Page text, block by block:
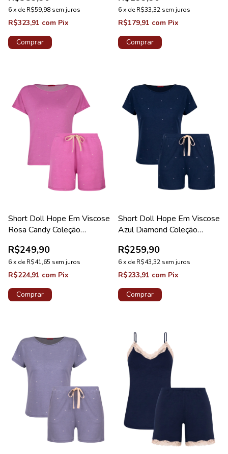
6x deR$59,98 sem juros
R$323,91 com Pix
Comprar
6x deR$33,32 sem juros
R$179,91 com Pix
Comprar
Short Doll Hope Em Viscose
Rosa Candy Coleção
R$249,90
6x deR$41,65 sem juros
R$224,91 com Pix
Comprar
Short Doll Hope Em Viscose
Azul Diamond Coleção
R$259,90
6x deR$43,32 sem juros
R$233,91 com Pix
Comprar